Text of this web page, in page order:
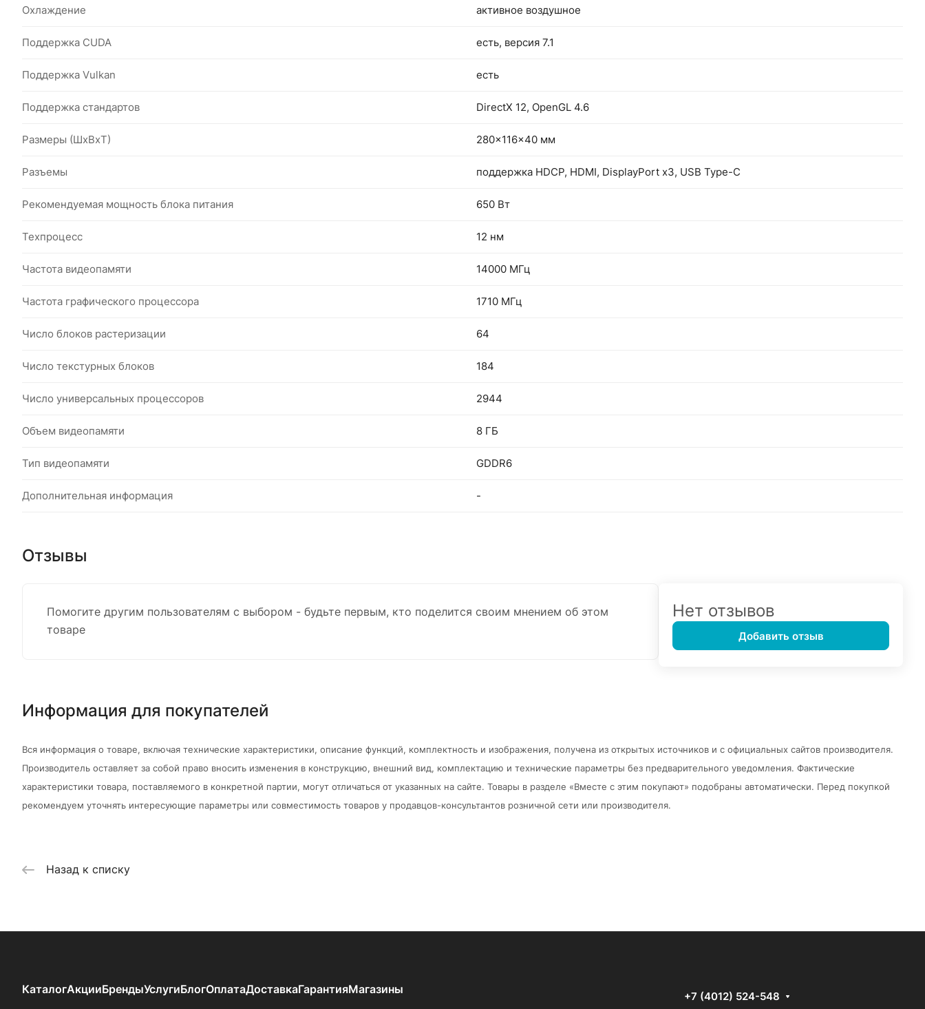
Охлаждение активное воздушное
Поддержка CUDA есть, версия 7.1
Поддержка Vulkan есть
Поддержка стандартов DirectX 12, OpenGL 4.6
Размеры (ШxВxТ) 280x116x40 мм
Разъемы поддержка HDCP, HDMI, DisplayPort x3, USB Type-C
Рекомендуемая мощность блока питания 650 Вт
Техпроцесс 12 нм
Частота видеопамяти 14000 МГц
Частота графического процессора 1710 МГц
Число блоков растеризации 64
Число текстурных блоков 184
Число универсальных процессоров 2944
Объем видеопамяти 8 ГБ
Тип видеопамяти GDDR6
Дополнительная информация -
Отзывы
Помогите другим пользователям с выбором - будьте первым, кто поделится своим мнением об этом
товаре
Нет отзывов
Добавить отзыв
Информация для покупателей
Вся информация о товаре, включая технические характеристики, описание функций, комплектность и изображения, получена из открытых источников и с официальных сайтов производителя.
Производитель оставляет за собой право вносить изменения в конструкцию, внешний вид, комплектацию и технические параметры без предварительного уведомления. Фактические
характеристики товара, поставляемого в конкретной партии, могут отличаться от указанных на сайте. Товары в разделе «Вместе с этим покупают» подобраны автоматически. Перед покупкой
рекомендуем уточнять интересующие параметры или совместимость товаров у продавцов-консультантов розничной сети или производителя.
Назад к списку
КаталогАкцииБрендыУслугиБлогОплатаДоставкаГарантияМагазины
+7 (4012) 524-548